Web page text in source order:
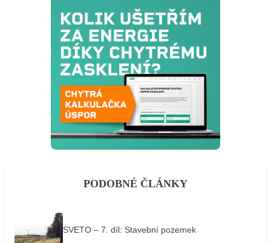
PODOBNÉ ČLÁNKY
SVETO – 7. díl: Stavební pozemek